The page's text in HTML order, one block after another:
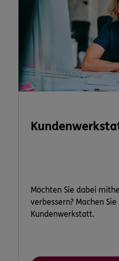
Möchten Sie dabei
verbessern? Machen
Kundenwerkstatt.